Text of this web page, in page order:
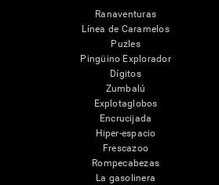
Ranaventuras
Línea de Caramelos
Puzles
Pingüino Explorador
Dígitos
Zumbalú
Explotaglobos
Encrucijada
Hiper-espacio
Frescazoo
Rompecabezas
La gasolinera